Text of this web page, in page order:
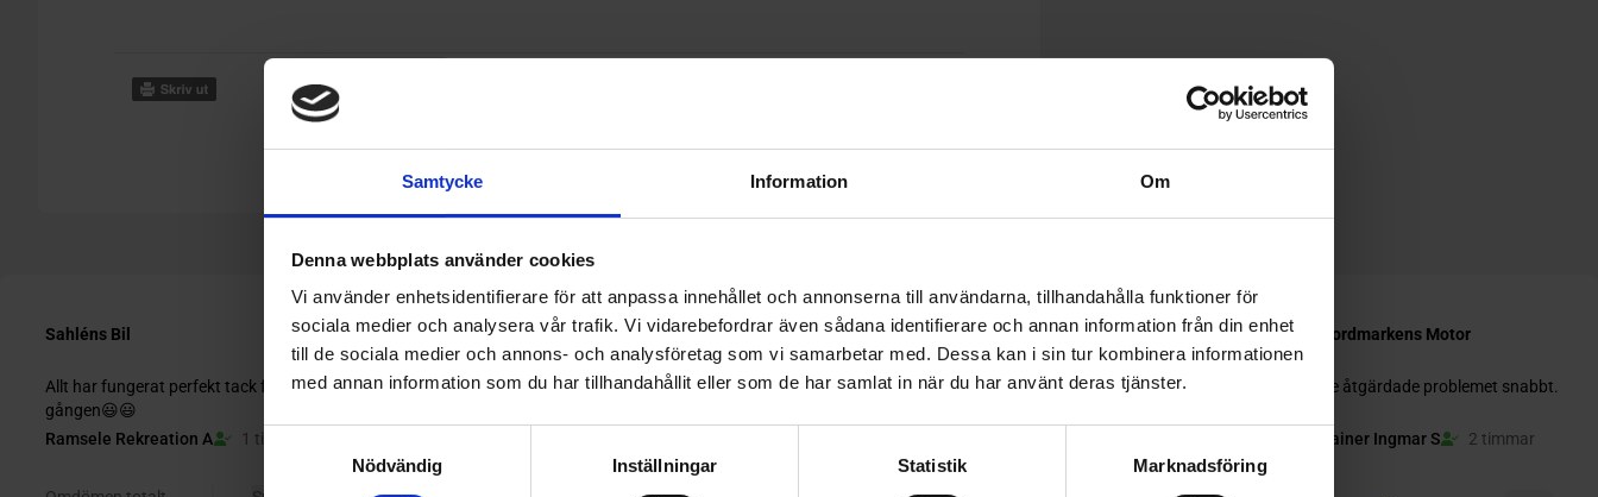
Samtycke Information Om
Denna webbplats använder cookies
Vi använder enhetsidentifierare för att anpassa innehållet och annonserna till användarna, tillhandahålla funktioner för
sociala medier och analysera vår trafik. Vi vidarebefordrar även sådana identifierare och annan information från din enhet
till de sociala medier och annons- och analysföretag som vi samarbetar med. Dessa kan i sin tur kombinera informationen
med annan information som du har tillhandahållit eller som de har samlat in när du har använt deras tjänster.
Nödvändig
Inställningar Statistik Marknadsföring